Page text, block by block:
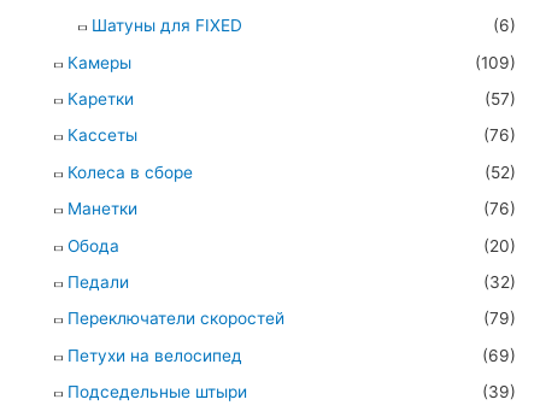
Шатуны для FIXED
(6)
Камеры
(109)
Каретки
(57)
Кассеты
(76)
Колеса в сборе
(52)
Манетки
(76)
Обода
(20)
Педали
(32)
Переключатели скоростей
(79)
Петухи на велосипед
(69)
Подседельные штыри
(39)